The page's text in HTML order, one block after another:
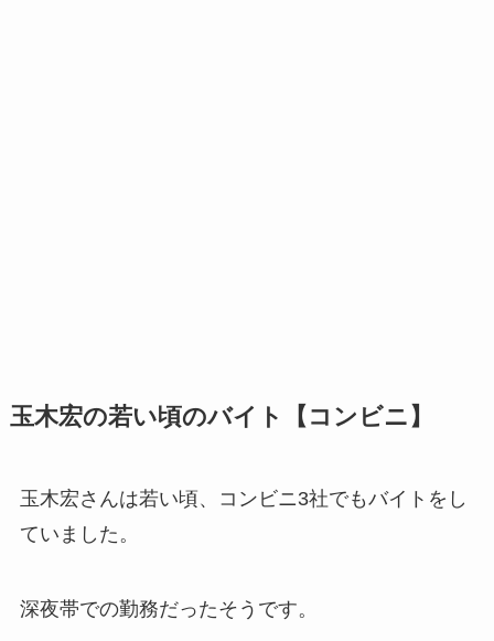
玉木宏の若い頃のバイト【コンビニ】
玉木宏さんは若い頃、コンビニ3社でもバイトをし
ていました。
深夜帯での勤務だったそうです。